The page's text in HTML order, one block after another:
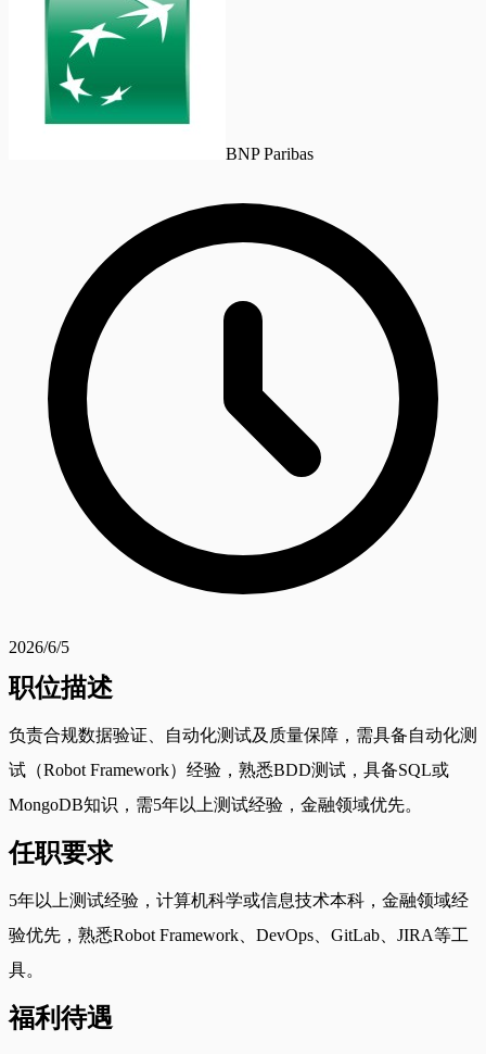
BNP Paribas
2026/6/5
职位描述
负责合规数据验证、自动化测试及质量保障，需具备自动化测
试（Robot Framework）经验，熟悉BDD测试，具备SQL或
MongoDB知识，需5年以上测试经验，金融领域优先。
任职要求
5年以上测试经验，计算机科学或信息技术本科，金融领域经
验优先，熟悉Robot Framework、DevOps、GitLab、JIRA等工
具。
福利待遇